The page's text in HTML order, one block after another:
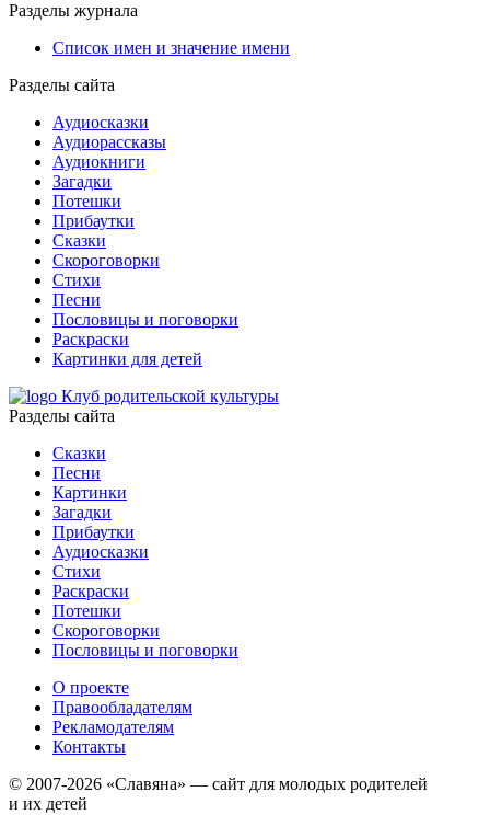
Разделы журнала
Список имен и значение имени
Разделы сайта
Аудиосказки
Аудиорассказы
Аудиокниги
Загадки
Потешки
Прибаутки
Сказки
Скороговорки
Стихи
Песни
Пословицы и поговорки
Раскраски
Картинки для детей
Клуб родительской культуры
Разделы сайта
Сказки
Песни
Картинки
Загадки
Прибаутки
Аудиосказки
Стихи
Раскраски
Потешки
Скороговорки
Пословицы и поговорки
О проекте
Правообладателям
Рекламодателям
Контакты
© 2007-2026 «Славяна» — сайт для молодых родителей
и их детей